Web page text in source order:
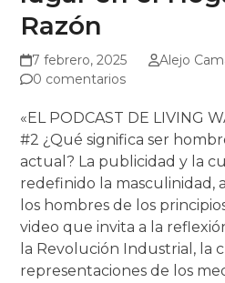
Razón
7 febrero, 2025 Alejo
0 comentarios
«EL PODCAST DE LIVING
#2 ¿Qué significa ser
actual? La publicidad y la
redefinido la masculinidad,
los hombres de los
video que invita a la
la Revolución Industrial, la
representaciones de los